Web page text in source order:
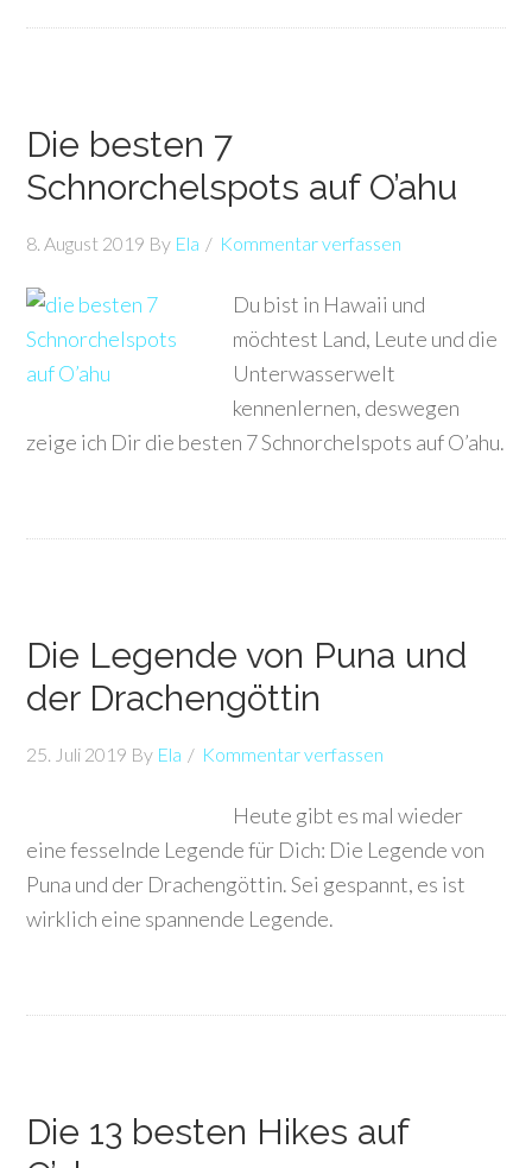
Die besten 7
Schnorchelspots auf O’ahu
8. August 2019 By Ela Kommentar verfassen
Du bist in Hawaii und
möchtest Land, Leute und die
Unterwasserwelt
kennenlernen, deswegen
zeige ich Dir die besten 7 Schnorchelspots auf O’ahu.
Die Legende von Puna und
der Drachengöttin
25. Juli 2019 By Ela Kommentar verfassen
Heute gibt es mal wieder
eine fesselnde Legende für Dich: Die Legende von
Puna und der Drachengöttin. Sei gespannt, es ist
wirklich eine spannende Legende.
Die 13 besten Hikes auf